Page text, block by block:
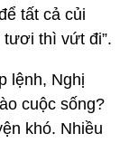
tất cả củi
thì vứt đi”.
lệnh, Nghị
cuộc sống?
khó. Nhiều